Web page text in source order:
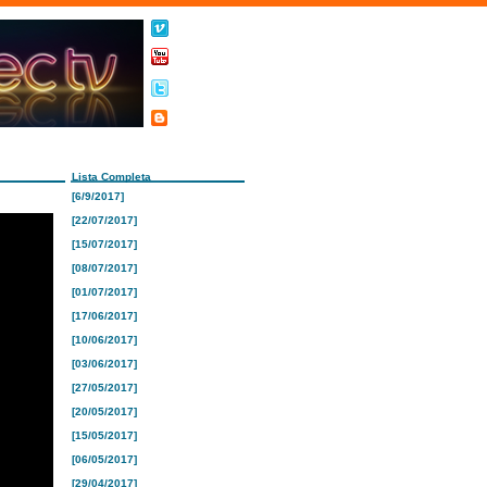
Lista Completa
[6/9/2017]
[22/07/2017]
[15/07/2017]
[08/07/2017]
[01/07/2017]
[17/06/2017]
[10/06/2017]
[03/06/2017]
[27/05/2017]
[20/05/2017]
[15/05/2017]
[06/05/2017]
[29/04/2017]